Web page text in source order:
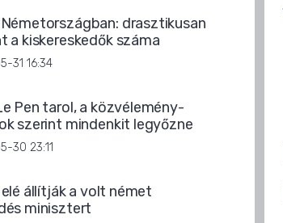
drasztikusan
a kiskereskedők száma
31 16:34
Pen tarol, a közvélemény-
szerint mindenkit legyőzne
30 23:11
állítják a volt német
minisztert